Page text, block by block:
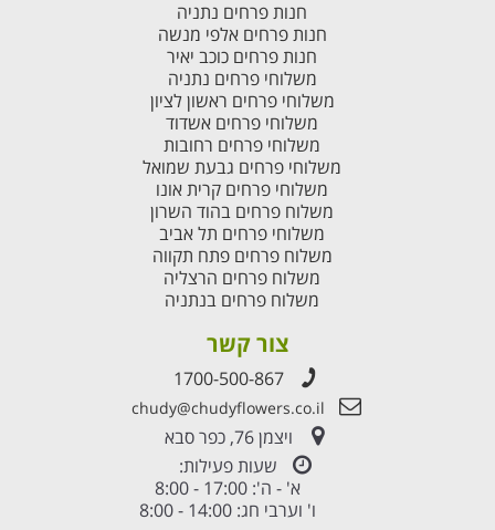
חנות פרחים נתניה
חנות פרחים אלפי מנשה
חנות פרחים כוכב יאיר
משלוחי פרחים נתניה
משלוחי פרחים ראשון לציון
משלוחי פרחים אשדוד
משלוחי פרחים רחובות
משלוחי פרחים גבעת שמואל
משלוחי פרחים קרית אונו
משלוח פרחים בהוד השרון
משלוחי פרחים תל אביב
משלוח פרחים פתח תקווה
משלוח פרחים הרצליה
משלוח פרחים בנתניה
צור קשר
1700-500-867
chudy@chudyflowers.co.il
ויצמן 76, כפר סבא
שעות פעילות:
א' - ה': 17:00 - 8:00
ו' וערבי חג: 14:00 - 8:00